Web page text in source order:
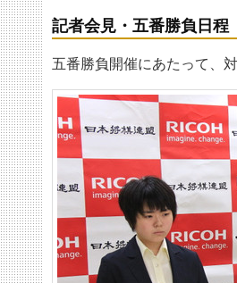
記者会見・五番勝負日程
五番勝負開催にあたって、